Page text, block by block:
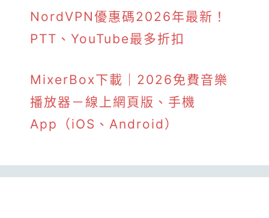
NordVPN優惠碼2026年最新！
PTT、YouTube最多折扣
MixerBox下載｜2026免費音樂
播放器－線上網頁版、手機
App（iOS、Android）